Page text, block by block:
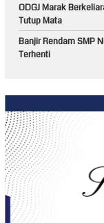
ODGJ Marak
Tutup Mata
Banjir Rendam SMP
Terhenti